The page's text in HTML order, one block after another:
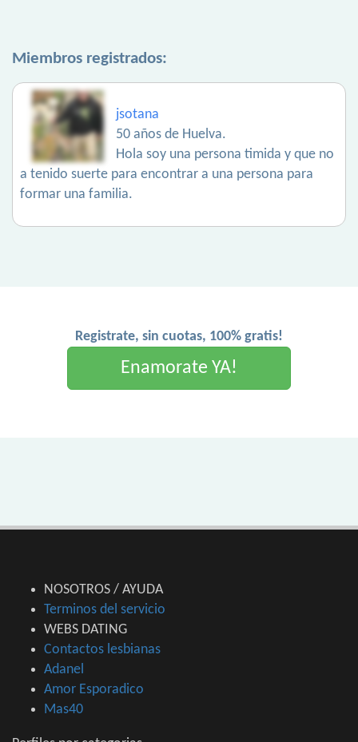
Miembros registrados:
jsotana
50 años de Huelva.
Hola soy una persona timida y que no
a tenido suerte para encontrar a una persona para
formar una familia.
Registrate, sin cuotas, 100% gratis!
Enamorate YA!
NOSOTROS / AYUDA
Terminos del servicio
WEBS DATING
Contactos lesbianas
Adanel
Amor Esporadico
Mas40